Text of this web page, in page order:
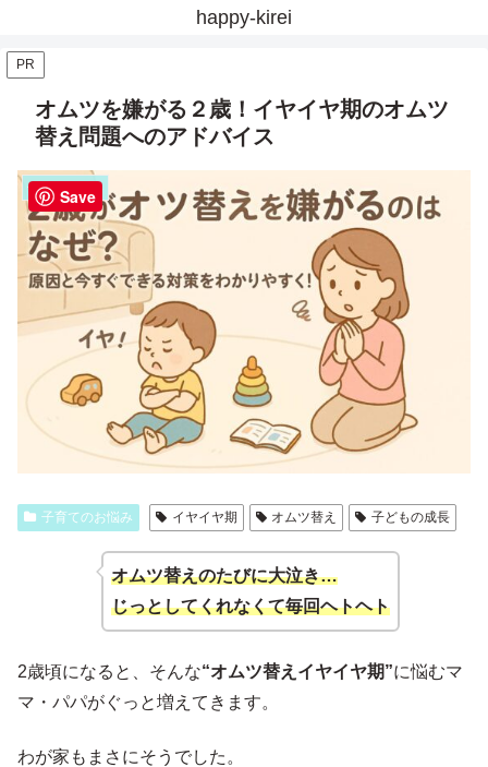
happy-kirei
PR
オムツを嫌がる２歳！イヤイヤ期のオムツ
替え問題へのアドバイス
子育てのお悩み
子育てのお悩み イヤイヤ期 オムツ替え 子どもの成長
オムツ替えのたびに大泣き…
じっとしてくれなくて毎回ヘトヘト
2歳頃になると、そんな“オムツ替えイヤイヤ期”に悩むマ
マ・パパがぐっと増えてきます。
わが家もまさにそうでした。
Save